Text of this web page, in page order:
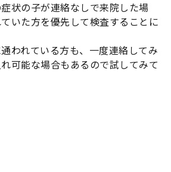
状の子が連絡なしで来院した場
いた方を優先して検査することに
われている方も、一度連絡してみ
可能な場合もあるので試してみて